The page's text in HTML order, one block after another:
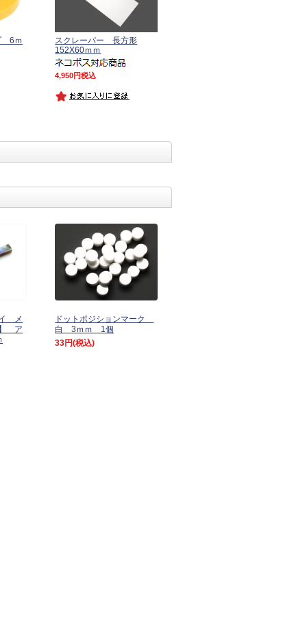
6ｍ
スクレーパー 長方形
152X60ｍｍ
4,950 税込
メ
】 ア
ドットポジションマーク
白 3ｍｍ 1個
33円(税込)